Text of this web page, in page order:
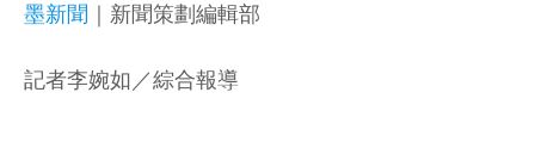
墨新聞 ｜新聞策劃編輯部
記者李婉如／綜合報導